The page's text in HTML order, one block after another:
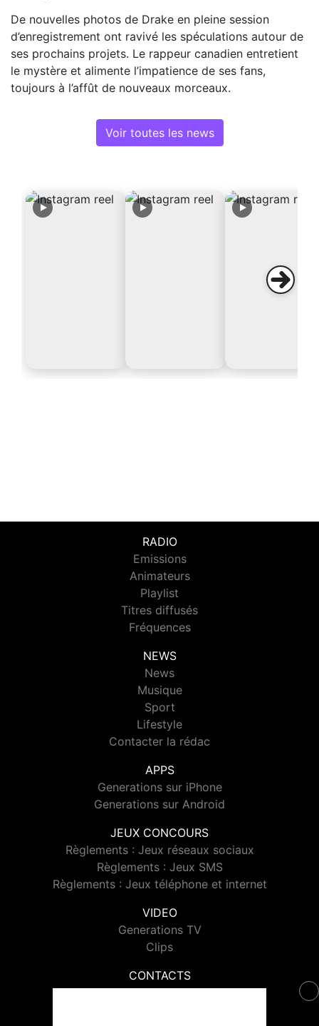
De nouvelles photos de Drake en pleine session
d’enregistrement ont ravivé les spéculations autour de
ses prochains projets. Le rappeur canadien entretient
le mystère et alimente l’impatience de ses fans,
toujours à l’affût de nouveaux morceaux.
Voir toutes les news
RADIO
Emissions
Animateurs
Playlist
Titres diffusés
Fréquences
NEWS
News
Musique
Sport
Lifestyle
Contacter la rédac
APPS
Generations sur iPhone
Generations sur Android
JEUX CONCOURS
Règlements : Jeux réseaux sociaux
Règlements : Jeux SMS
Règlements : Jeux téléphone et internet
VIDEO
Generations TV
Clips
CONTACTS
Contacter Generations